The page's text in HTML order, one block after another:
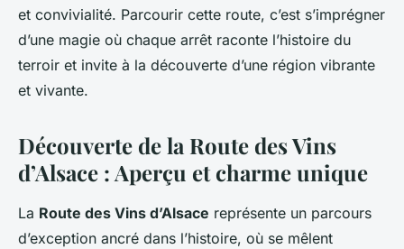
et convivialité. Parcourir cette route, c’est s’imprégner
d’une magie où chaque arrêt raconte l’histoire du
terroir et invite à la découverte d’une région vibrante
et vivante.
Découverte de la Route des Vins
d’Alsace : Aperçu et charme unique
La Route des Vins d’Alsace représente un parcours
d’exception ancré dans l’histoire, où se mêlent